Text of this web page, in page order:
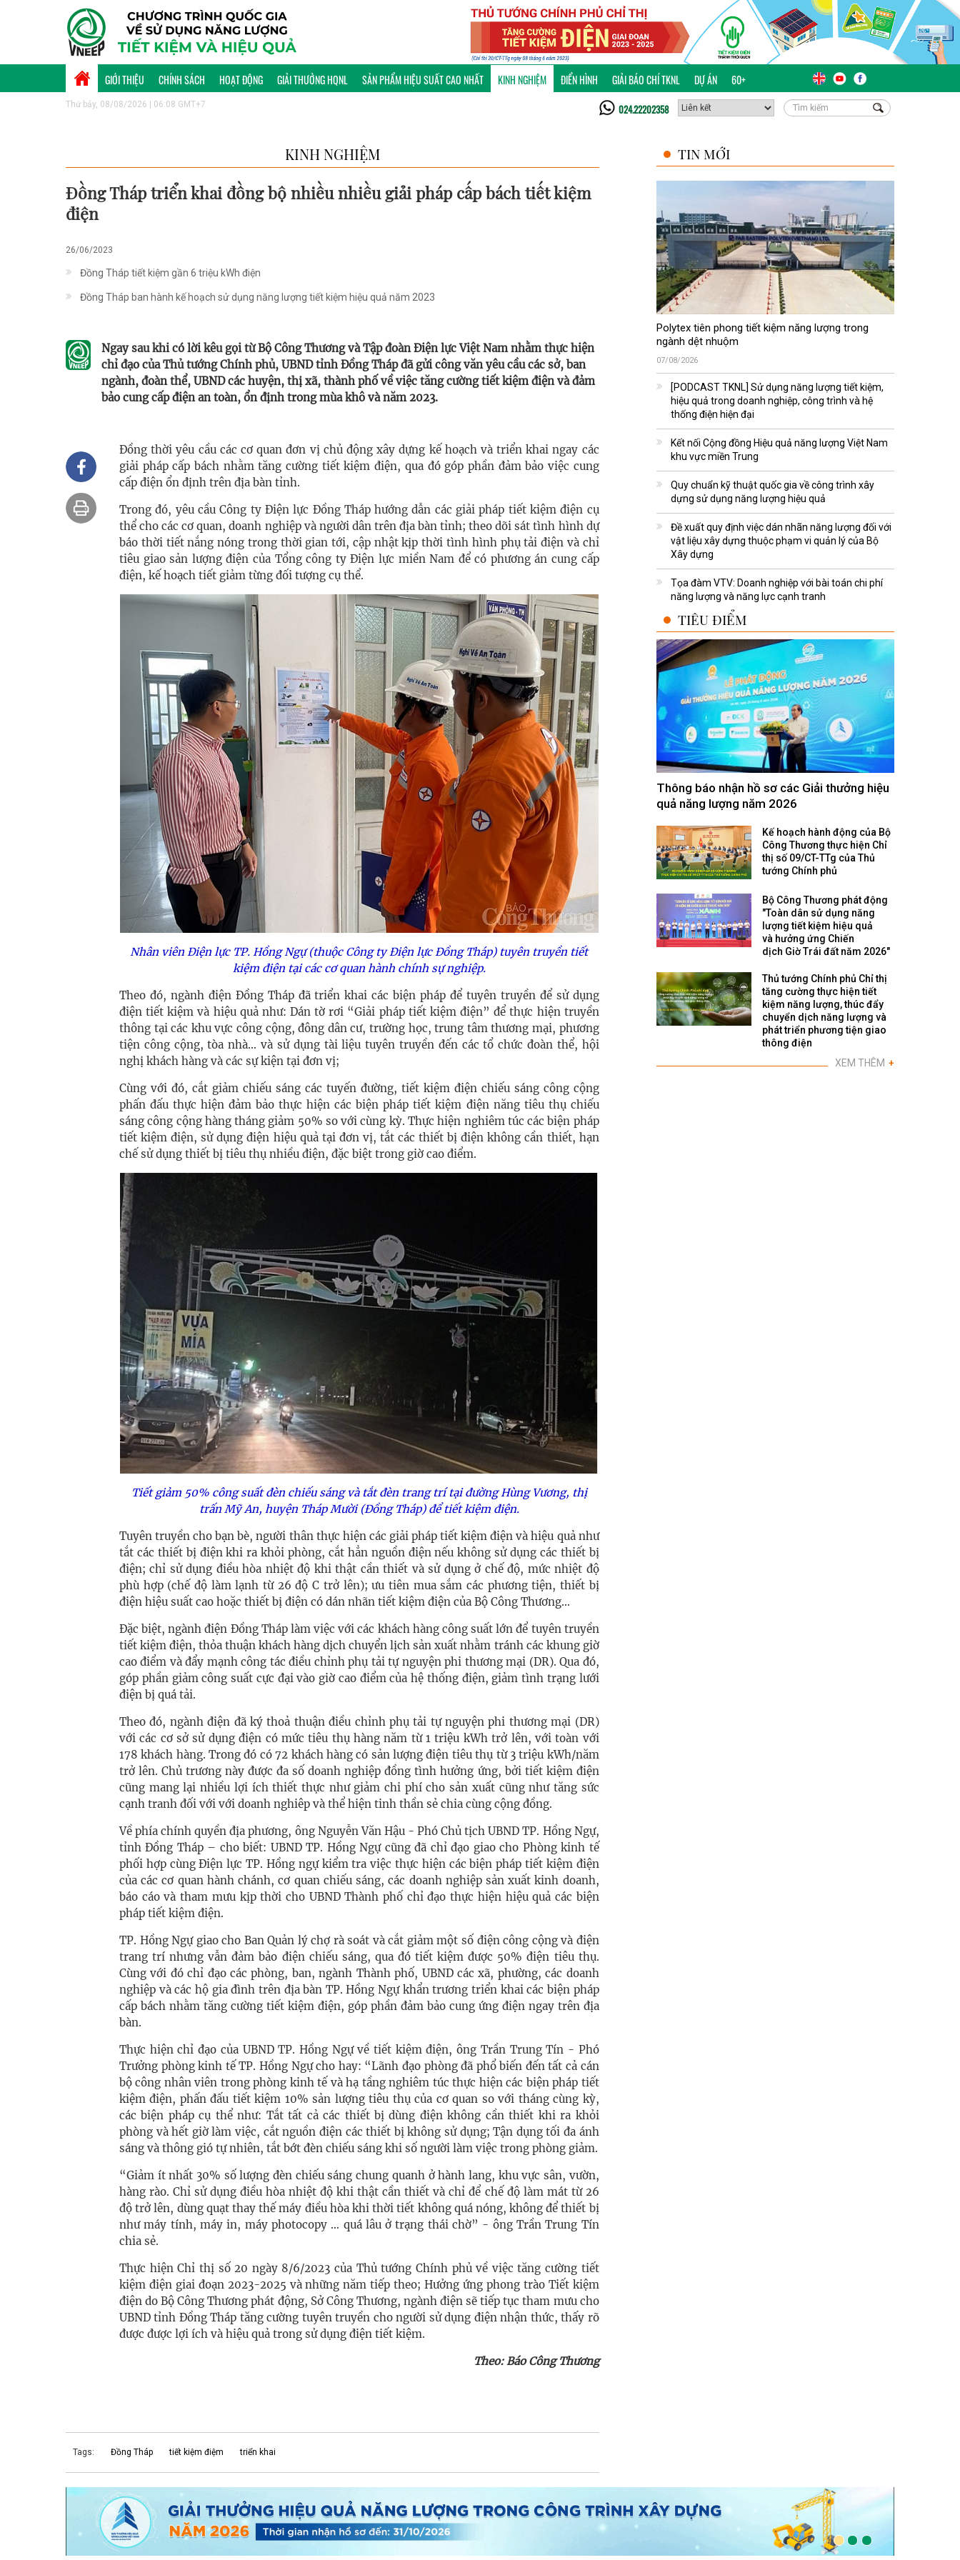
GIỚI THIỆU CHÍNH SÁCH HOẠT ĐỘNG GIẢI THƯỞNG HQNL SẢN PHẨM HIỆU SUẤT CAO NHẤT KINH NGHIỆM ĐIỂN HÌNH GIẢI BÁO CHÍ TKNL DỰ ÁN 60+
Thứ bảy, 08/08/2026 | 06:08 GMT+7 024.22202358
KINH NGHIỆM
Đồng Tháp triển khai đồng bộ nhiều nhiều giải pháp cấp bách tiết kiệm
điện
26/06/2023
Đồng Tháp tiết kiệm gần 6 triệu kWh điện
Đồng Tháp ban hành kế hoạch sử dụng năng lượng tiết kiệm hiệu quả năm 2023
Ngay sau khi có lời kêu gọi từ Bộ Công Thương và Tập đoàn Điện lực Việt Nam nhằm thực hiện
chỉ đạo của Thủ tướng Chính phủ, UBND tỉnh Đồng Tháp đã gửi công văn yêu cầu các sở, ban
ngành, đoàn thể, UBND các huyện, thị xã, thành phố về việc tăng cường tiết kiệm điện và đảm
bảo cung cấp điện an toàn, ổn định trong mùa khô và năm 2023.
Đồng thời yêu cầu các cơ quan đơn vị chủ động xây dựng kế hoạch và triển khai ngay các
giải pháp cấp bách nhằm tăng cường tiết kiệm điện, qua đó góp phần đảm bảo việc cung
cấp điện ổn định trên địa bàn tỉnh.
Trong đó, yêu cầu Công ty Điện lực Đồng Tháp hướng dẫn các giải pháp tiết kiệm điện cụ
thể cho các cơ quan, doanh nghiệp và người dân trên địa bàn tỉnh; theo dõi sát tình hình dự
báo thời tiết nắng nóng trong thời gian tới, cập nhật kịp thời tình hình phụ tải điện và chỉ
tiêu giao sản lượng điện của Tổng công ty Điện lực miền Nam để có phương án cung cấp
điện, kế hoạch tiết giảm từng đối tượng cụ thể.
Nhân viên Điện lực TP. Hồng Ngự (thuộc Công ty Điện lực Đồng Tháp) tuyên truyền tiết
kiệm điện tại các cơ quan hành chính sự nghiệp.
Theo đó, ngành điện Đồng Tháp đã triển khai các biện pháp để tuyên truyền để sử dụng
điện tiết kiệm và hiệu quả như: Dán tờ rơi “Giải pháp tiết kiệm điện” để thực hiện truyền
thông tại các khu vực công cộng, đông dân cư, trường học, trung tâm thương mại, phương
tiện công cộng, tòa nhà... và sử dụng tài liệu tuyên truyền đến các tổ chức đoàn thể, hội
nghị khách hàng và các sự kiện tại đơn vị;
Cùng với đó, cắt giảm chiếu sáng các tuyến đường, tiết kiệm điện chiếu sáng công cộng
phấn đấu thực hiện đảm bảo thực hiện các biện pháp tiết kiệm điện năng tiêu thụ chiếu
sáng công cộng hàng tháng giảm 50% so với cùng kỳ. Thực hiện nghiêm túc các biện pháp
tiết kiệm điện, sử dụng điện hiệu quả tại đơn vị, tắt các thiết bị điện không cần thiết, hạn
chế sử dụng thiết bị tiêu thụ nhiều điện, đặc biệt trong giờ cao điểm.
Tiết giảm 50% công suất đèn chiếu sáng và tắt đèn trang trí tại đường Hùng Vương, thị
trấn Mỹ An, huyện Tháp Mười (Đồng Tháp) để tiết kiệm điện.
Tuyên truyền cho bạn bè, người thân thực hiện các giải pháp tiết kiệm điện và hiệu quả như
tắt các thiết bị điện khi ra khỏi phòng, cắt hẳn nguồn điện nếu không sử dụng các thiết bị
điện; chỉ sử dụng điều hòa nhiệt độ khi thật cần thiết và sử dụng ở chế độ, mức nhiệt độ
phù hợp (chế độ làm lạnh từ 26 độ C trở lên); ưu tiên mua sắm các phương tiện, thiết bị
điện hiệu suất cao hoặc thiết bị điện có dán nhãn tiết kiệm điện của Bộ Công Thương...
Đặc biệt, ngành điện Đồng Tháp làm việc với các khách hàng công suất lớn để tuyên truyền
tiết kiệm điện, thỏa thuận khách hàng dịch chuyển lịch sản xuất nhằm tránh các khung giờ
cao điểm và đẩy mạnh công tác điều chỉnh phụ tải tự nguyện phi thương mại (DR). Qua đó,
góp phần giảm công suất cực đại vào giờ cao điểm của hệ thống điện, giảm tình trạng lưới
điện bị quá tải.
Theo đó, ngành điện đã ký thoả thuận điều chỉnh phụ tải tự nguyện phi thương mại (DR)
với các cơ sở sử dụng điện có mức tiêu thụ hàng năm từ 1 triệu kWh trở lên, với toàn với
178 khách hàng. Trong đó có 72 khách hàng có sản lượng điện tiêu thụ từ 3 triệu kWh/năm
trở lên. Chủ trương này được đa số doanh nghiệp đồng tình hưởng ứng, bởi tiết kiệm điện
cũng mang lại nhiều lợi ích thiết thực như giảm chi phí cho sản xuất cũng như tăng sức
cạnh tranh đối với với doanh nghiêp và thể hiện tinh thần sẻ chia cùng cộng đồng.
Về phía chính quyền địa phương, ông Nguyễn Văn Hậu - Phó Chủ tịch UBND TP. Hồng Ngự,
tỉnh Đồng Tháp – cho biết: UBND TP. Hồng Ngự cũng đã chỉ đạo giao cho Phòng kinh tế
phối hợp cùng Điện lực TP. Hồng ngự kiểm tra việc thực hiện các biện pháp tiết kiệm điện
của các cơ quan hành chánh, cơ quan chiếu sáng, các doanh nghiệp sản xuất kinh doanh,
báo cáo và tham mưu kịp thời cho UBND Thành phố chỉ đạo thực hiện hiệu quả các biện
pháp tiết kiệm điện.
TP. Hồng Ngự giao cho Ban Quản lý chợ rà soát và cắt giảm một số điện công cộng và điện
trang trí nhưng vẫn đảm bảo điện chiếu sáng, qua đó tiết kiệm được 50% điện tiêu thụ.
Cùng với đó chỉ đạo các phòng, ban, ngành Thành phố, UBND các xã, phường, các doanh
nghiệp và các hộ gia đình trên địa bàn TP. Hồng Ngự khẩn trương triển khai các biện pháp
cấp bách nhằm tăng cường tiết kiệm điện, góp phần đảm bảo cung ứng điện ngay trên địa
bàn.
Thực hiện chỉ đạo của UBND TP. Hồng Ngự về tiết kiệm điện, ông Trần Trung Tín - Phó
Trưởng phòng kinh tế TP. Hồng Ngự cho hay: “Lãnh đạo phòng đã phổ biến đến tất cả cán
bộ công nhân viên trong phòng kinh tế và hạ tầng nghiêm túc thực hiện các biện pháp tiết
kiệm điện, phấn đấu tiết kiệm 10% sản lượng tiêu thụ của cơ quan so với tháng cùng kỳ,
các biện pháp cụ thể như: Tắt tất cả các thiết bị dùng điện không cần thiết khi ra khỏi
phòng và hết giờ làm việc, cắt nguồn điện các thiết bị không sử dụng; Tận dụng tối đa ánh
sáng và thông gió tự nhiên, tắt bớt đèn chiếu sáng khi số người làm việc trong phòng giảm.
“Giảm ít nhất 30% số lượng đèn chiếu sáng chung quanh ở hành lang, khu vực sân, vườn,
hàng rào. Chỉ sử dụng điều hòa nhiệt độ khi thật cần thiết và chỉ để chế độ làm mát từ 26
độ trở lên, dùng quạt thay thế máy điều hòa khi thời tiết không quá nóng, không để thiết bị
như máy tính, máy in, máy photocopy … quá lâu ở trạng thái chờ” - ông Trần Trung Tín
chia sẻ.
Thực hiện Chỉ thị số 20 ngày 8/6/2023 của Thủ tướng Chính phủ về việc tăng cường tiết
kiệm điện giai đoạn 2023-2025 và những năm tiếp theo; Hưởng ứng phong trào Tiết kiệm
điện do Bộ Công Thương phát động, Sở Công Thương, ngành điện sẽ tiếp tục tham mưu cho
UBND tỉnh Đồng Tháp tăng cường tuyên truyền cho người sử dụng điện nhận thức, thấy rõ
được được lợi ích và hiệu quả trong sử dụng điện tiết kiệm.
Theo: Báo Công Thương
Tags: Đồng Tháp tiết kiệm điệm triển khai
TIN MỚI
Polytex tiên phong tiết kiệm năng lượng trong
ngành dệt nhuộm
07/08/2026
[PODCAST TKNL] Sử dụng năng lượng tiết kiệm,
hiệu quả trong doanh nghiệp, công trình và hệ
thống điện hiện đại
Kết nối Cộng đồng Hiệu quả năng lượng Việt Nam
khu vực miền Trung
Quy chuẩn kỹ thuật quốc gia về công trình xây
dựng sử dụng năng lượng hiệu quả
Đề xuất quy định việc dán nhãn năng lượng đối với
vật liệu xây dựng thuộc phạm vi quản lý của Bộ
Xây dựng
Tọa đàm VTV: Doanh nghiệp với bài toán chi phí
năng lượng và năng lực cạnh tranh
TIÊU ĐIỂM
Thông báo nhận hồ sơ các Giải thưởng hiệu
quả năng lượng năm 2026
Kế hoạch hành động của Bộ
Công Thương thực hiện Chỉ
thị số 09/CT-TTg của Thủ
tướng Chính phủ
Bộ Công Thương phát động
"Toàn dân sử dụng năng
lượng tiết kiệm hiệu quả
và hưởng ứng Chiến
dịch Giờ Trái đất năm 2026"
Thủ tướng Chính phủ Chỉ thị
tăng cường thực hiện tiết
kiệm năng lượng, thúc đẩy
chuyển dịch năng lượng và
phát triển phương tiện giao
thông điện
XEM THÊM +